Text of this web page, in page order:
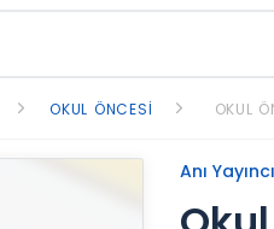
OKUL ÖNCESI OKUL
Anı